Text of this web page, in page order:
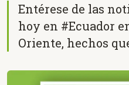
Entérese de las
hoy en #Ecuador
Oriente, hechos